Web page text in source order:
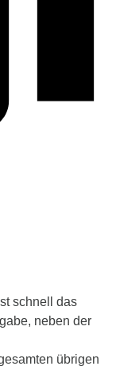
schnell das
neben der
übrigen